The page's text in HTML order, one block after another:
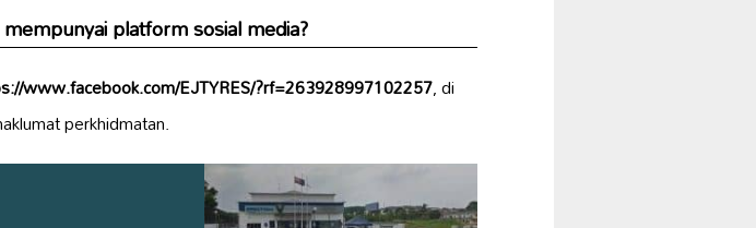
platform sosial media?
www.facebook.com/EJTYRES/?rf=263928997102257, di
perkhidmatan.